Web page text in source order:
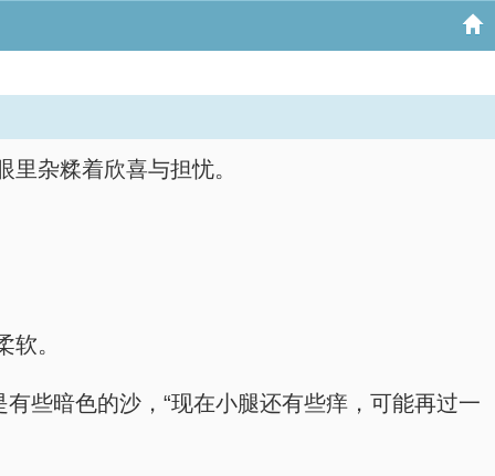
杂糅着欣喜与担忧。
。
些暗色的沙，“现在小腿还有些痒，可能再过一